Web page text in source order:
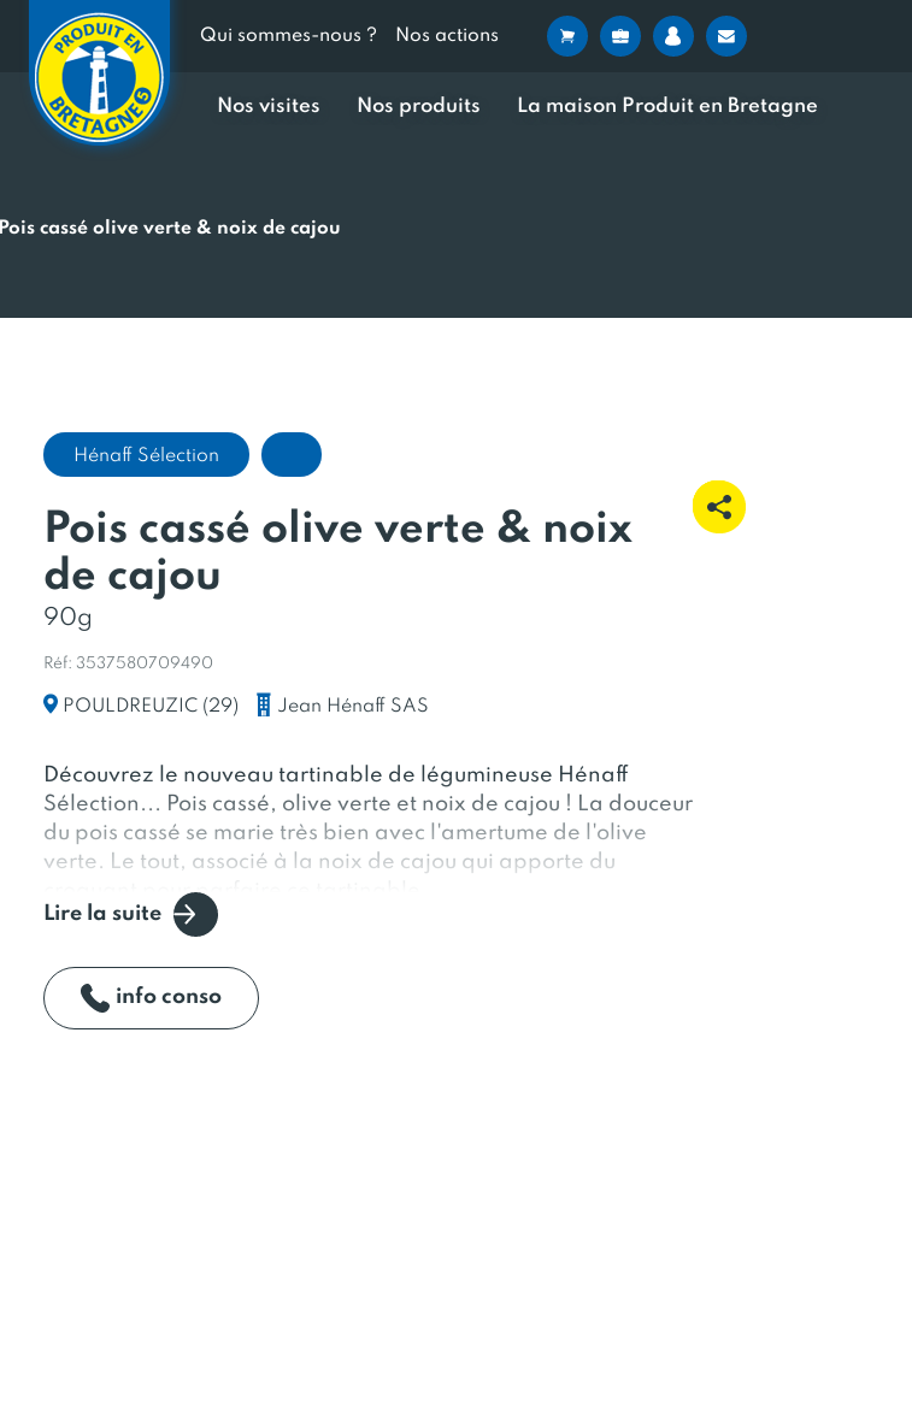
Qui sommes-nous ? Nos actions
Nos visites Nos produits La maison Produit en Bretagne
Pois cassé olive verte & noix de cajou
Hénaff Sélection
Pois cassé olive verte & noix
de cajou
90g
Réf: 3537580709490
POULDREUZIC (29) Jean Hénaff SAS
Découvrez le nouveau tartinable de légumineuse Hénaff
Sélection... Pois cassé, olive verte et noix de cajou ! La douceur
du pois cassé se marie très bien avec l'amertume de l'olive
verte. Le tout, associé à la noix de cajou qui apporte du
croquant pour parfaire ce tartinable.
Lire la suite
info conso